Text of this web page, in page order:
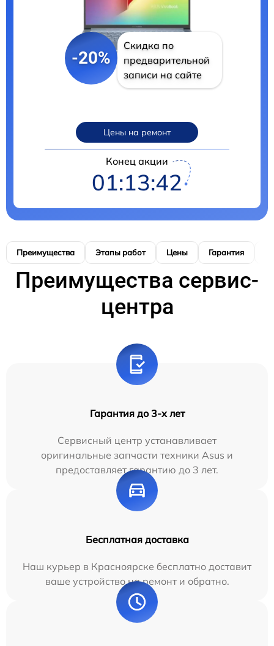
-20%
Скидка по
предварительной
записи на сайте
Цены на ремонт
Конец акции
01:13:40
Преимущества Этапы работ Цены Гарантия
Преимущества сервис-
центра
Гарантия до 3-х лет
Сервисный центр устанавливает
оригинальные запчасти техники Asus и
предоставляет гарантию до 3 лет.
Бесплатная доставка
Наш курьер в Красноярске бесплатно доставит
ваше устройство на ремонт и обратно.